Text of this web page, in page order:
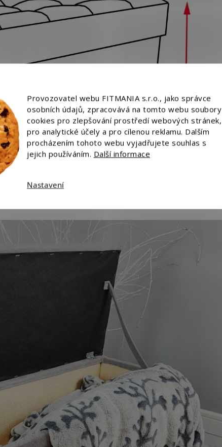
Provozovatel webu FITMANIA s.r.o., jako správce
osobních údajů, zpracovává na tomto webu soubory
cookies pro zlepšování prostředí webových stránek,
pro analytické účely a pro cílenou reklamu. Dalším
procházením tohoto webu vyjadřujete souhlas s
jejich používáním. Další informace
Nastavení